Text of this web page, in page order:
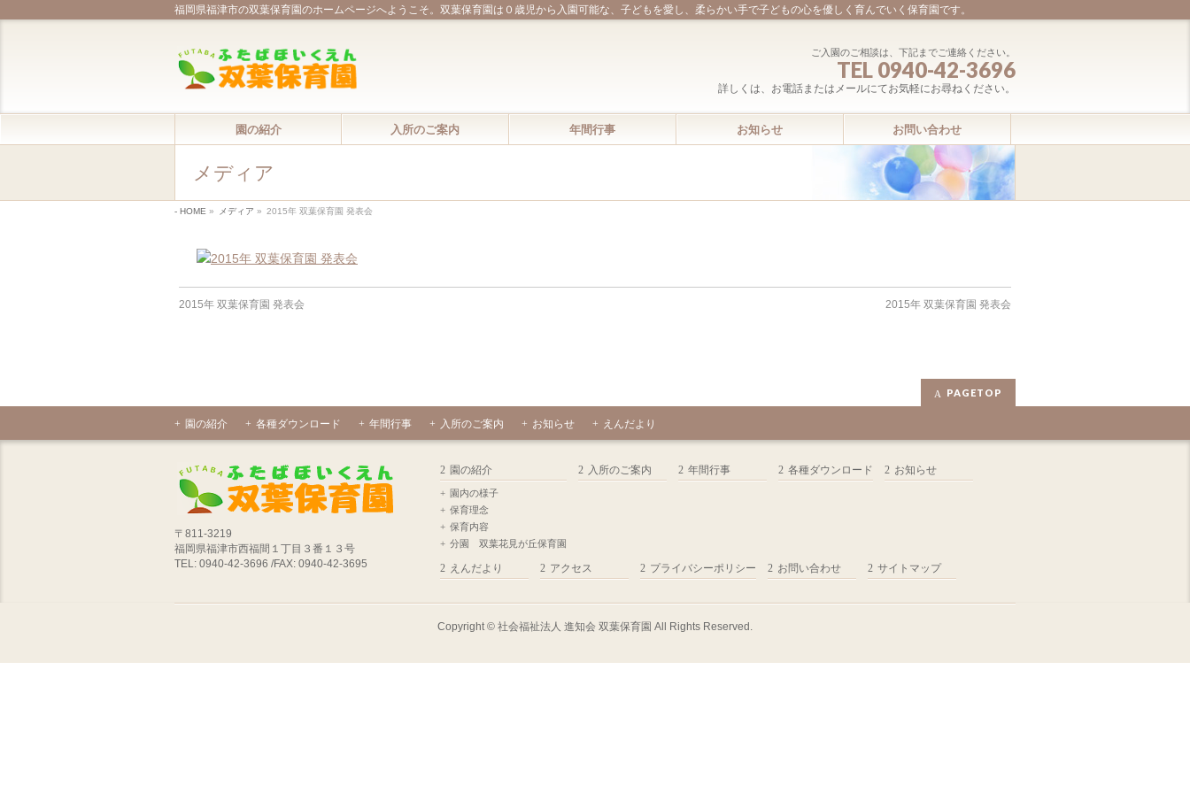
福岡県福津市の双葉保育園のホームページへようこそ。双葉保育園は０歳児から入園可能な、子どもを愛し、柔らかい手で子どもの心を優しく育んでいく保育園です。
ご入園のご相談は、下記までご連絡ください。
TEL 0940-42-3696
詳しくは、お電話またはメールにてお気軽にお尋ねください。
園の紹介 入所のご案内 年間行事 お知らせ お問い合わせ
メディア
HOME » メディア » 2015年 双葉保育園 発表会
2015年 双葉保育園 発表会 2015年 双葉保育園 発表会
PAGETOP
園の紹介 各種ダウンロード 年間行事 入所のご案内 お知らせ えんだより
〒811-3219
福岡県福津市西福間１丁目３番１３号
TEL: 0940-42-3696 /FAX: 0940-42-3695
園の紹介
園内の様子
保育理念
保育内容
分園 双葉花見が丘保育園
入所のご案内 年間行事 各種ダウンロード お知らせ
えんだより アクセス プライバシーポリシー お問い合わせ サイトマップ
Copyright © 社会福祉法人 進知会 双葉保育園 All Rights Reserved.